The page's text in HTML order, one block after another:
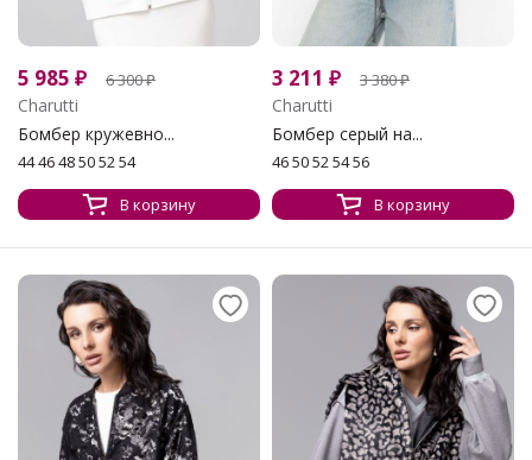
5 985 ₽ 6 300₽
Charutti
Бомбер кружевно...
44 46 48 50 52 54
В корзину
3 211 ₽ 3 380₽
Charutti
Бомбер серый на...
46 50 52 54 56
В корзину